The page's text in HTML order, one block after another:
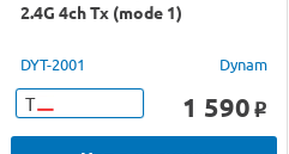
2.4G 4ch Tx (mode 1)
DYT-2001 Dynam
Т 1 590 o